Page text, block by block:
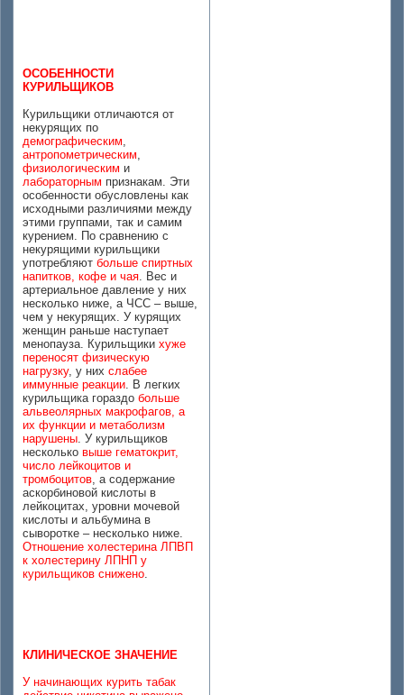
ОСОБЕННОСТИ
КУРИЛЬЩИКОВ
Курильщики отличаются от
некурящих по
демографическим,
антропометрическим,
физиологическим и
лабораторным признакам. Эти
особенности обусловлены как
исходными различиями между
этими группами, так и самим
курением. По сравнению с
некурящими курильщики
употребляют больше спиртных
напитков, кофе и чая. Вес и
артериальное давление у них
несколько ниже, а ЧСС – выше,
чем у некурящих. У курящих
женщин раньше наступает
менопауза. Курильщики хуже
переносят физическую
нагрузку, у них слабее
иммунные реакции. В легких
курильщика гораздо больше
альвеолярных макрофагов, а
их функции и метаболизм
нарушены. У курильщиков
несколько выше гематокрит,
число лейкоцитов и
тромбоцитов, а содержание
аскорбиновой кислоты в
лейкоцитах, уровни мочевой
кислоты и альбумина в
сыворотке – несколько ниже.
Отношение холестерина ЛПВП
к холестерину ЛПНП у
курильщиков снижено.
КЛИНИЧЕСКОЕ ЗНАЧЕНИЕ
У начинающих курить табак